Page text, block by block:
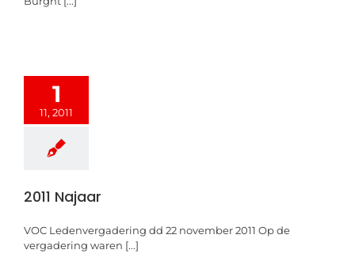
1
11, 2011
2011 Najaar
VOC Ledenvergadering dd 22 november 2011 Op de
vergadering waren [...]